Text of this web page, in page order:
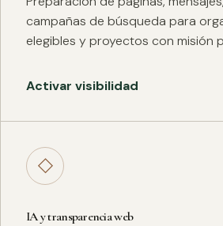
campañas de búsqueda para
elegibles y proyectos con misión
Activar visibilidad
◇
IA y transparencia web